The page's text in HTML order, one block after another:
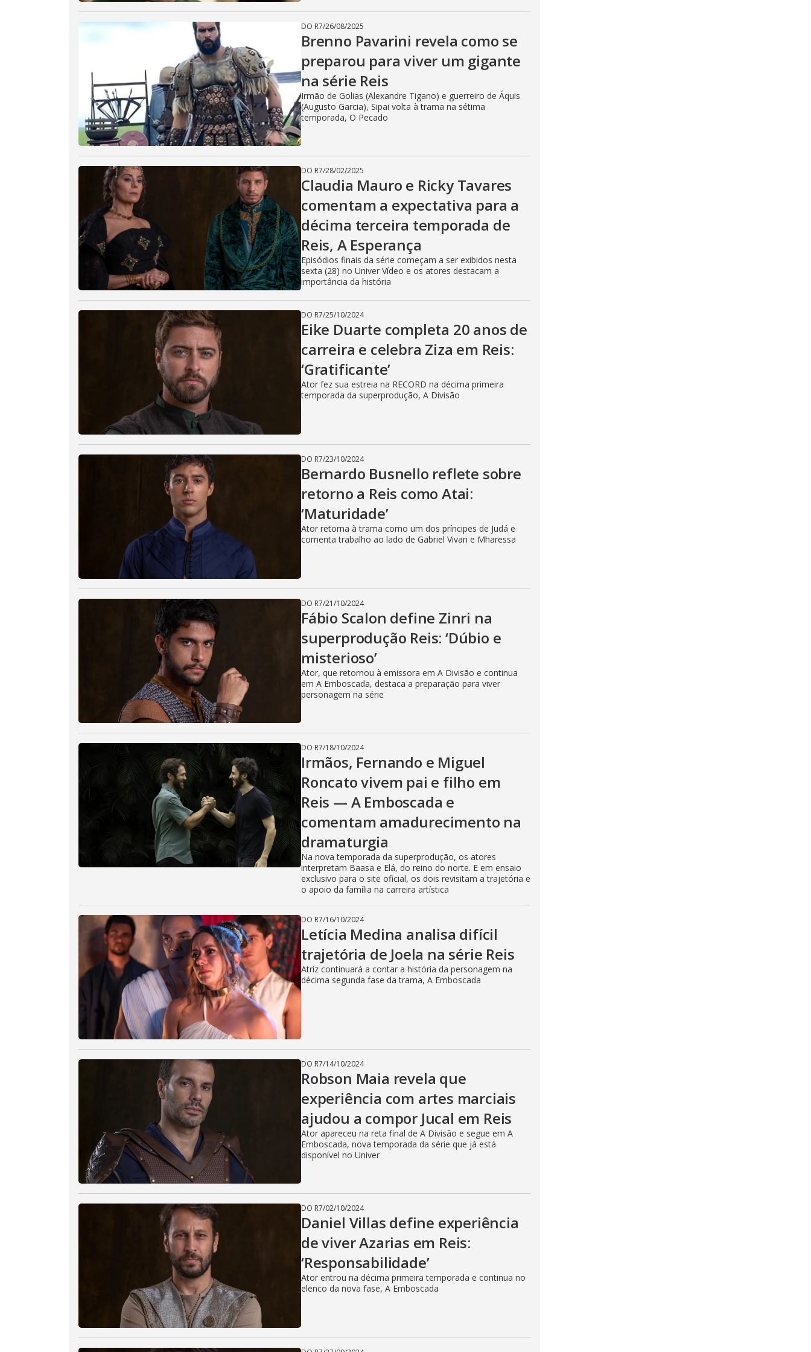
e
o
DO R7/26/08/2025
Brenno Pavarini revela como se
preparou para viver um gigante
na série Reis
Irmão de Golias (Alexandre Tigano) e guerreiro de Áquis
(Augusto Garcia), Sipai volta à trama na sétima
temporada, O Pecado
DO R7/28/02/2025
Claudia Mauro e Ricky Tavares
comentam a expectativa para a
décima terceira temporada de
Reis, A Esperança
Episódios finais da série começam a ser exibidos nesta
sexta (28) no Univer Vídeo e os atores destacam a
importância da história
DO R7/25/10/2024
Eike Duarte completa 20 anos de
carreira e celebra Ziza em Reis:
‘Gratificante’
Ator fez sua estreia na RECORD na décima primeira
temporada da superprodução, A Divisão
DO R7/23/10/2024
Bernardo Busnello reflete sobre
retorno a Reis como Atai:
‘Maturidade’
Ator retorna à trama como um dos príncipes de Judá e
comenta trabalho ao lado de Gabriel Vivan e Mharessa
DO R7/21/10/2024
Fábio Scalon define Zinri na
superprodução Reis: ‘Dúbio e
misterioso’
Ator, que retornou à emissora em A Divisão e continua
em A Emboscada, destaca a preparação para viver
personagem na série
DO R7/18/10/2024
Irmãos, Fernando e Miguel
Roncato vivem pai e filho em
Reis — A Emboscada e
comentam amadurecimento na
dramaturgia
Na nova temporada da superprodução, os atores
interpretam Baasa e Elá, do reino do norte. E em ensaio
exclusivo para o site oficial, os dois revisitam a trajetória e
o apoio da família na carreira artística
DO R7/16/10/2024
Letícia Medina analisa difícil
trajetória de Joela na série Reis
Atriz continuará a contar a história da personagem na
décima segunda fase da trama, A Emboscada
DO R7/14/10/2024
Robson Maia revela que
experiência com artes marciais
ajudou a compor Jucal em Reis
Ator apareceu na reta final de A Divisão e segue em A
Emboscada, nova temporada da série que já está
disponível no Univer
DO R7/02/10/2024
Daniel Villas define experiência
de viver Azarias em Reis:
‘Responsabilidade’
Ator entrou na décima primeira temporada e continua no
elenco da nova fase, A Emboscada